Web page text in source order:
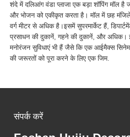
शंदे में दलिआंग वंडा प्लाजा एक बड़ा शॉपिंग मॉल है
और भोजन को एकीकृत करता है। मॉल में छह
वर्ग मीटर से अधिक है।इसमें सुपरमार्केट हैं,
प्रसाधन की दुकानें, गहने की दुकानें, और अधिक।
मनोरंजन सुविधाएं भी हैं जैसे कि एक आईमैक्स
की जरूरतों को पूरा करने के लिए एक जिम.
संपर्क करें